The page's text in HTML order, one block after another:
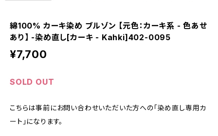
綿100% カーキ染め ブルゾン 【元色：カーキ系 - 色あせ
あり】 -染め直し[カーキ - Kahki]402-0095
¥7,700
SOLD OUT
こちらは事前にお問い合わせいただいた方への「染め直し専用カ
ート」になります。